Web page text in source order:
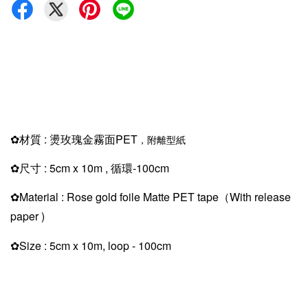
✿材質 : 燙玫瑰金霧面PET ，附離型紙
✿尺寸 : 5cm x 10m , 循環-100cm
✿Material : Rose gold foile Matte PET tape （With release
paper )
✿Size : 5cm x 10m, loop - 100cm